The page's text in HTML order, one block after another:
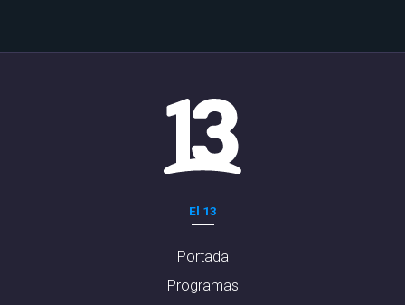
El 13
Portada
Programas